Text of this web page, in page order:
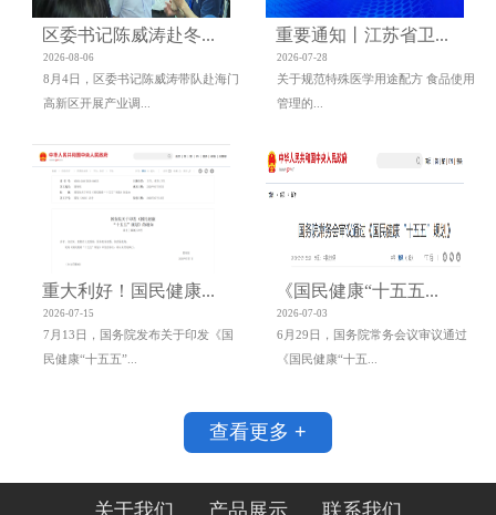
区委书记陈威涛赴冬...
2026-08-06
8月4日，区委书记陈威涛带队赴海门
高新区开展产业调...
重要通知丨江苏省卫...
2026-07-28
关于规范特殊医学用途配方 食品使用
管理的...
重大利好！国民健康...
2026-07-15
7月13日，国务院发布关于印发《国
民健康“十五五”...
《国民健康“十五五...
2026-07-03
6月29日，国务院常务会议审议通过
《国民健康“十五...
查看更多 +
关于我们 产品展示 联系我们